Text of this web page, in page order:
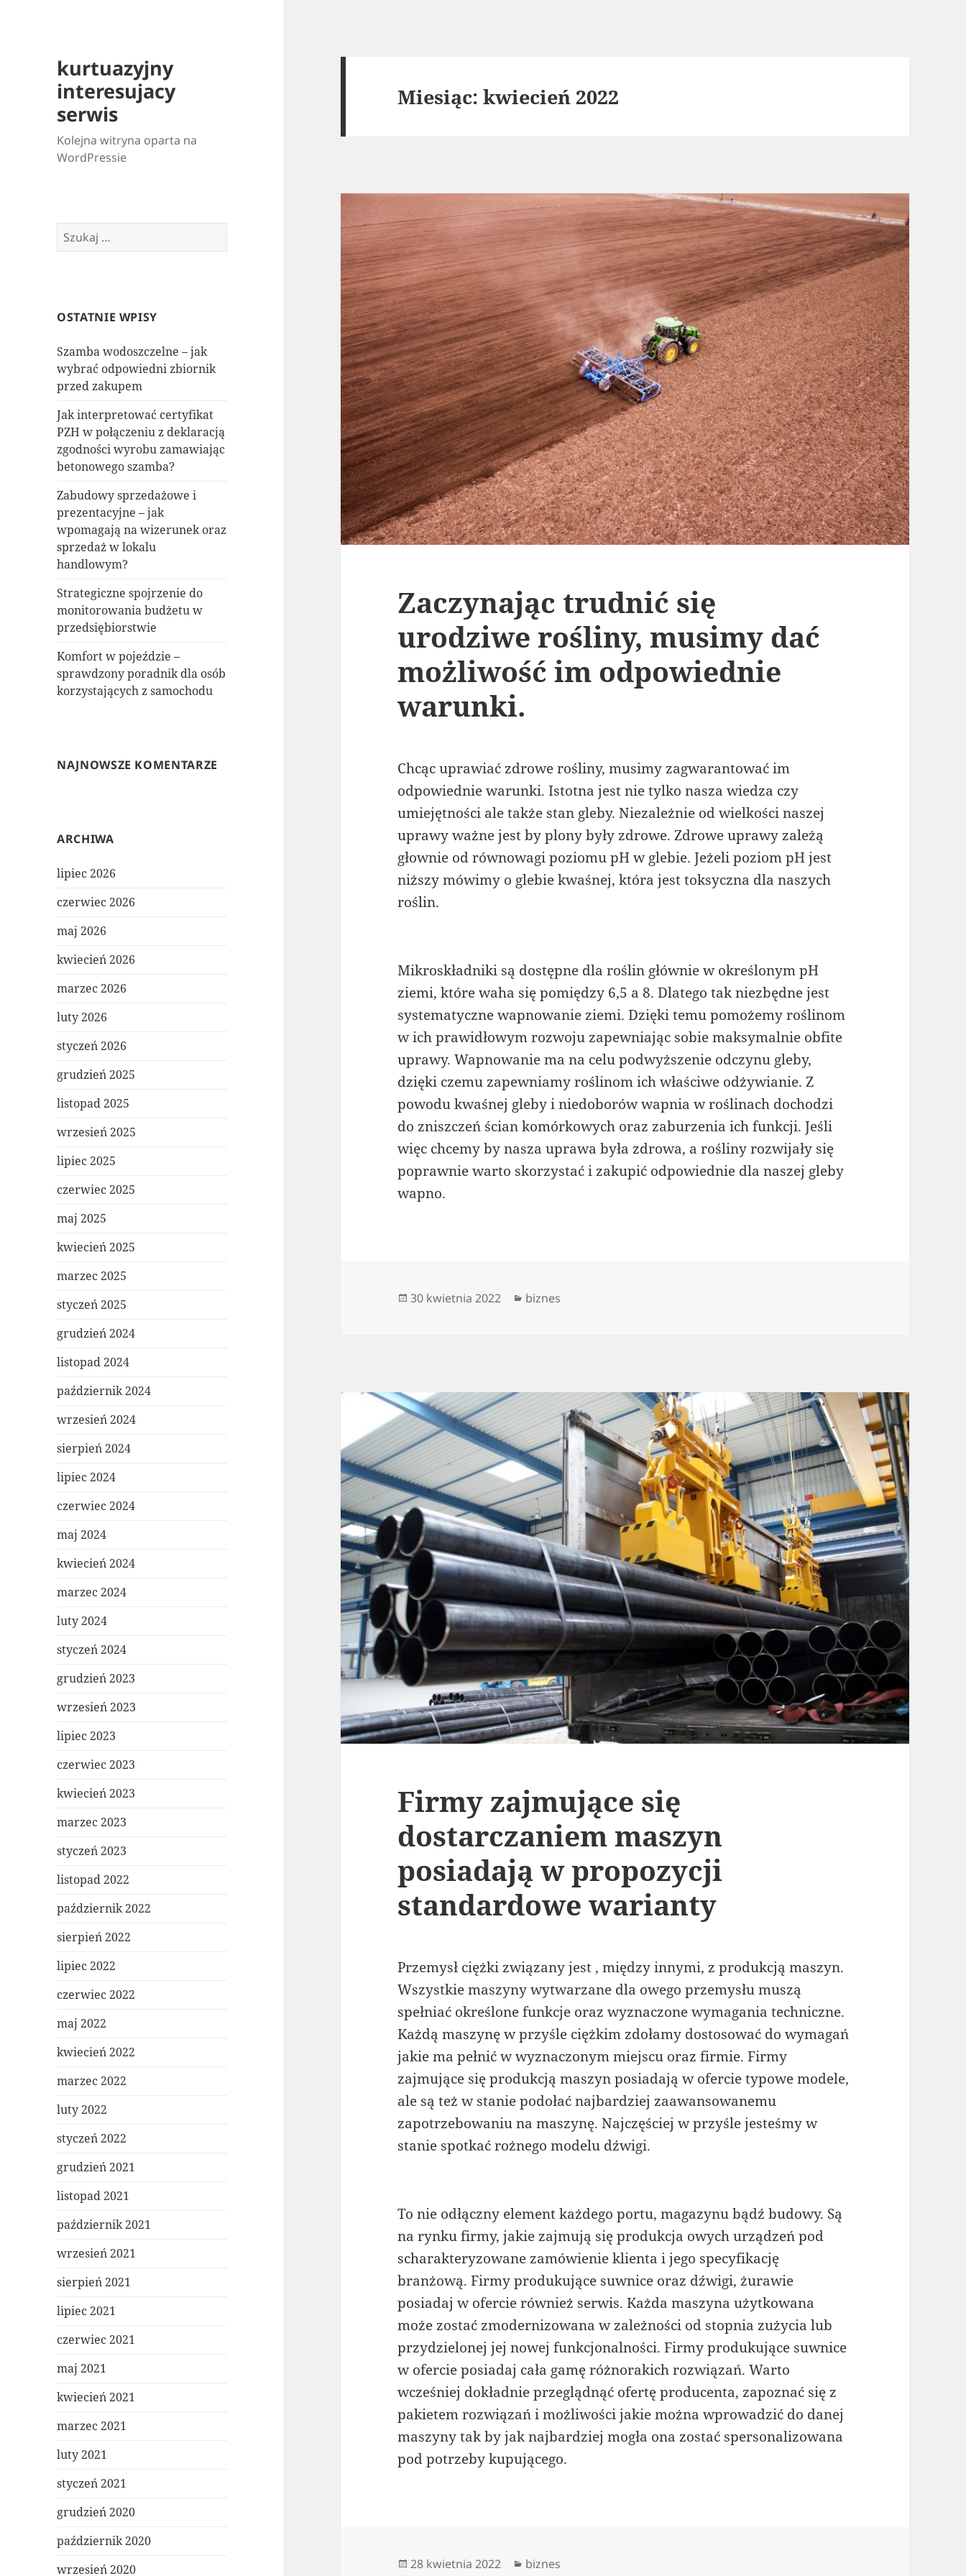
kurtuazyjny
interesujacy
serwis
Kolejna witryna oparta na
WordPressie
Szukaj:
OSTATNIE WPISY
Szamba wodoszczelne – jak
wybrać odpowiedni zbiornik
przed zakupem
Jak interpretować certyfikat
PZH w połączeniu z deklaracją
zgodności wyrobu zamawiając
betonowego szamba?
Zabudowy sprzedażowe i
prezentacyjne – jak
wpomagają na wizerunek oraz
sprzedaż w lokalu
handlowym?
Strategiczne spojrzenie do
monitorowania budżetu w
przedsiębiorstwie
Komfort w pojeździe –
sprawdzony poradnik dla osób
korzystających z samochodu
NAJNOWSZE KOMENTARZE
ARCHIWA
lipiec 2026
czerwiec 2026
maj 2026
kwiecień 2026
marzec 2026
luty 2026
styczeń 2026
grudzień 2025
listopad 2025
wrzesień 2025
lipiec 2025
czerwiec 2025
maj 2025
kwiecień 2025
marzec 2025
styczeń 2025
grudzień 2024
listopad 2024
październik 2024
wrzesień 2024
sierpień 2024
lipiec 2024
czerwiec 2024
maj 2024
kwiecień 2024
marzec 2024
luty 2024
styczeń 2024
grudzień 2023
wrzesień 2023
lipiec 2023
czerwiec 2023
kwiecień 2023
marzec 2023
styczeń 2023
listopad 2022
październik 2022
sierpień 2022
lipiec 2022
czerwiec 2022
maj 2022
kwiecień 2022
marzec 2022
luty 2022
styczeń 2022
grudzień 2021
listopad 2021
październik 2021
wrzesień 2021
sierpień 2021
lipiec 2021
czerwiec 2021
maj 2021
kwiecień 2021
marzec 2021
luty 2021
styczeń 2021
grudzień 2020
październik 2020
wrzesień 2020
Miesiąc:kwiecień 2022
Zaczynając trudnić się
urodziwe rośliny, musimy dać
możliwość im odpowiednie
warunki.
Chcąc uprawiać zdrowe rośliny, musimy zagwarantować im
odpowiednie warunki. Istotna jest nie tylko nasza wiedza czy
umiejętności ale także stan gleby. Niezależnie od wielkości naszej
uprawy ważne jest by plony były zdrowe. Zdrowe uprawy zależą
głownie od równowagi poziomu pH w glebie. Jeżeli poziom pH jest
niższy mówimy o glebie kwaśnej, która jest toksyczna dla naszych
roślin.
Mikroskładniki są dostępne dla roślin głównie w określonym pH
ziemi, które waha się pomiędzy 6,5 a 8. Dlatego tak niezbędne jest
systematyczne wapnowanie ziemi. Dzięki temu pomożemy roślinom
w ich prawidłowym rozwoju zapewniając sobie maksymalnie obfite
uprawy. Wapnowanie ma na celu podwyższenie odczynu gleby,
dzięki czemu zapewniamy roślinom ich właściwe odżywianie. Z
powodu kwaśnej gleby i niedoborów wapnia w roślinach dochodzi
do zniszczeń ścian komórkowych oraz zaburzenia ich funkcji. Jeśli
więc chcemy by nasza uprawa była zdrowa, a rośliny rozwijały się
poprawnie warto skorzystać i zakupić odpowiednie dla naszej gleby
wapno.
Data
30 kwietnia 2022 Kategorie
biznes
Firmy zajmujące się
dostarczaniem maszyn
posiadają w propozycji
standardowe warianty
Przemysł ciężki związany jest , między innymi, z produkcją maszyn.
Wszystkie maszyny wytwarzane dla owego przemysłu muszą
spełniać określone funkcje oraz wyznaczone wymagania techniczne.
Każdą maszynę w przyśle ciężkim zdołamy dostosować do wymagań
jakie ma pełnić w wyznaczonym miejscu oraz firmie. Firmy
zajmujące się produkcją maszyn posiadają w ofercie typowe modele,
ale są też w stanie podołać najbardziej zaawansowanemu
zapotrzebowaniu na maszynę. Najczęściej w przyśle jesteśmy w
stanie spotkać rożnego modelu dźwigi.
To nie odłączny element każdego portu, magazynu bądź budowy. Są
na rynku firmy, jakie zajmują się produkcja owych urządzeń pod
scharakteryzowane zamówienie klienta i jego specyfikację
branżową. Firmy produkujące suwnice oraz dźwigi, żurawie
posiadaj w ofercie również serwis. Każda maszyna użytkowana
może zostać zmodernizowana w zależności od stopnia zużycia lub
przydzielonej jej nowej funkcjonalności. Firmy produkujące suwnice
w ofercie posiadaj cała gamę różnorakich rozwiązań. Warto
wcześniej dokładnie przeglądnąć ofertę producenta, zapoznać się z
pakietem rozwiązań i możliwości jakie można wprowadzić do danej
maszyny tak by jak najbardziej mogła ona zostać spersonalizowana
pod potrzeby kupującego.
Data
28 kwietnia 2022 Kategorie
biznes